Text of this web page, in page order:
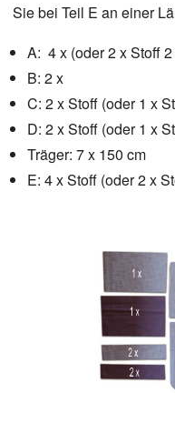
Sie bei Teil E an einer
A: 4 x (oder 2 x Stoff 2
B: 2 x
C: 2 x Stoff (oder 1 x
D: 2 x Stoff (oder 1 x
Träger: 7 x 150 cm
E: 4 x Stoff (oder 2 x